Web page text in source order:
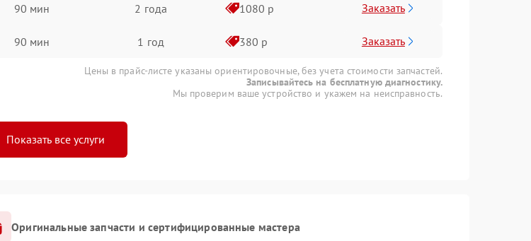
90 мин 2 года 1080 р Заказать
90 мин 1 год 380 р Заказать
Цены в прайс-листе указаны ориентировочные, без учета стоимости запчастей.
Записывайтесь на бесплатную диагностику.
Мы проверим ваше устройство и укажем на неисправность.
Показать все услуги
Оригинальные запчасти и сертифицированные мастера